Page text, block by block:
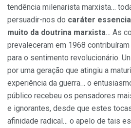
tendência milenarista marxista…
persuadir-nos do caráter
muito da doutrina marxista… As
prevaleceram em 1968
para o sentimento revolucionário.
por uma geração que atingiu a
experiência da guerra… o
público recebeu os pensadores
e ignorantes, desde que estes
afinidade radical… o apelo de tais